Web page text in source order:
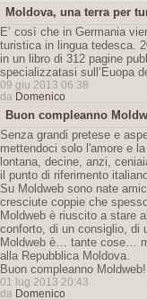
Moldova, una terra per
E’ così che in Germania
turistica in lingua tedesca.
in un libro di 312 pagine
specializzatasi sull’Euopa
09 giu 2013 06:38
da Domenico
Buon compleanno
Senza grandi pretese e
mettendoci solo l'amore e
lontana, decine, anzi,
il punto di riferimento
Su Moldweb sono nate
cresciute coppie che
Moldweb è riuscito a stare
conforto, di un consiglio, di
Moldweb è… tante cose…
alla Repubblica Moldova.
Buon compleanno Moldweb!
01 lug 2013 20:43
da Domenico